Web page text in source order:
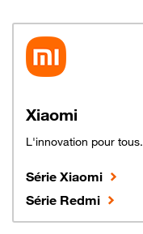
Xiaomi
L'innovation pour tous.
Série Xiaomi
Série Redmi